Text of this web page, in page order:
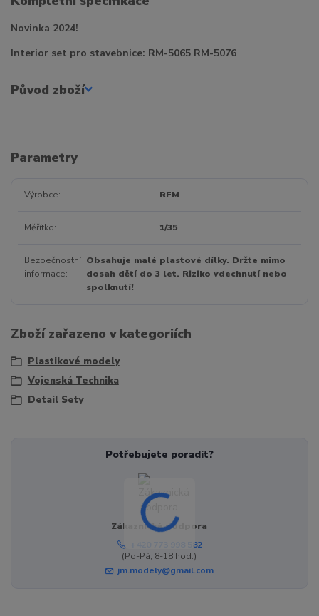
Novinka 2024!
Interior set pro stavebnice: RM-5065 RM-5076
Původ zboží
Parametry
Výrobce RFM
Měřítko 1/35
Bezpečnostní
informace
Obsahuje malé plastové dílky. Držte mimo
dosah dětí do 3 let. Riziko vdechnutí nebo
spolknutí!
Zboží zařazeno v kategoriích
Plastikové modely
Vojenská Technika
Detail Sety
Potřebujete poradit?
Zákaznická podpora
+420 773 998 582
(Po-Pá, 8-18 hod.)
jm.modely@gmail.com